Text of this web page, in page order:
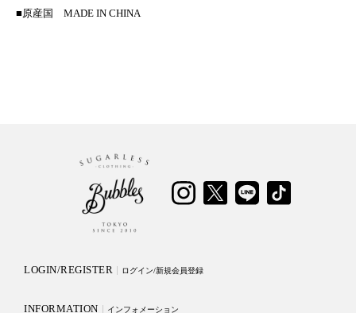
■原産国 MADE IN CHINA
LOGIN/REGISTER ログイン/新規会員登録
INFORMATION インフォメーション